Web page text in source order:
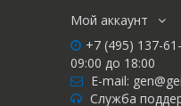
Мой аккаунт
+7 (495) 137-
09:00 до 18:00
E-mail:
Служба